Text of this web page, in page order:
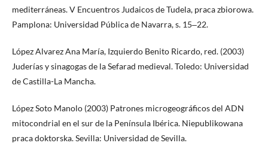
mediterráneas. V Encuentros Judaicos de Tudela, praca zbiorowa.
Pamplona: Universidad Pública de Navarra, s. 15‒22.
López Alvarez Ana María, Izquierdo Benito Ricardo, red. (2003)
Juderías y sinagogas de la Sefarad medieval. Toledo: Universidad
de Castilla-La Mancha.
López Soto Manolo (2003) Patrones microgeográficos del ADN
mitocondrial en el sur de la Península Ibérica. Niepublikowana
praca doktorska. Sevilla: Universidad de Sevilla.